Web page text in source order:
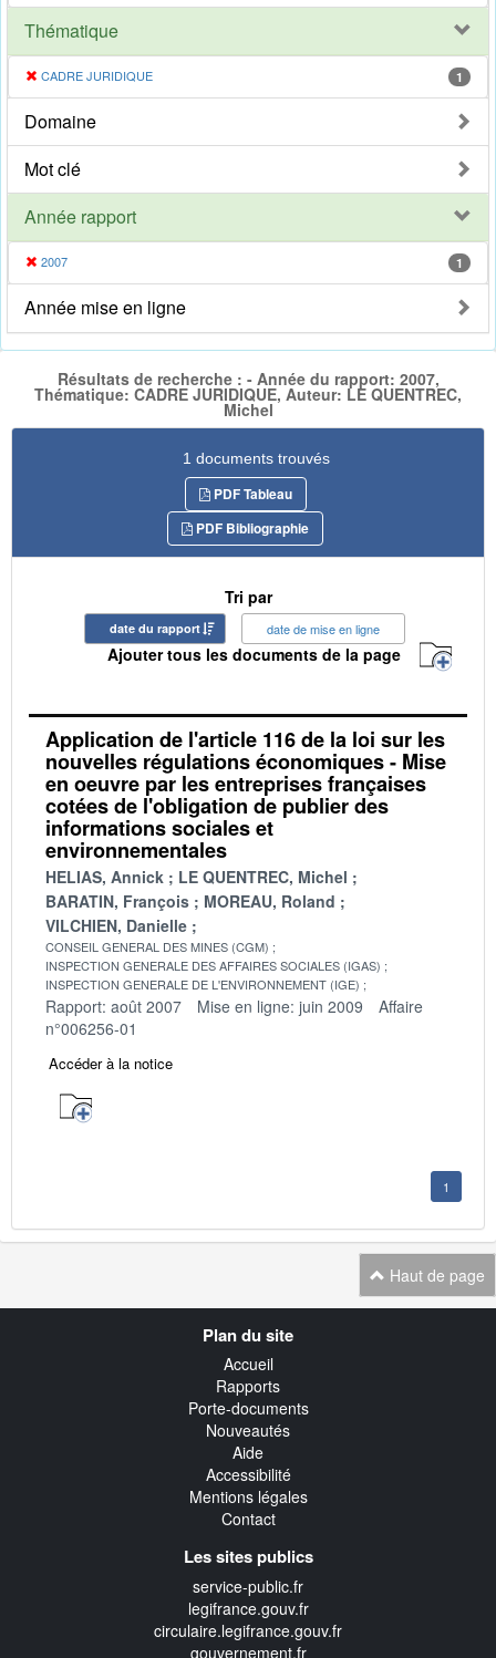
Thématique
CADRE JURIDIQUE 1
Domaine
Mot clé
Année rapport
2007 1
Année mise en ligne
Résultats de recherche : - Année du rapport: 2007,
Thématique: CADRE JURIDIQUE, Auteur: LE QUENTREC,
Michel
1 documents trouvés
PDF Tableau
PDF Bibliographie
Tri par
date du rapport date de mise en ligne
Ajouter tous les documents de la page
Application de l'article 116 de la loi sur les
nouvelles régulations économiques - Mise
en oeuvre par les entreprises françaises
cotées de l'obligation de publier des
informations sociales et
environnementales
HELIAS, Annick
LE QUENTREC, Michel
BARATIN, François
MOREAU, Roland
VILCHIEN, Danielle
CONSEIL GENERAL DES MINES (CGM)
INSPECTION GENERALE DES AFFAIRES SOCIALES (IGAS)
INSPECTION GENERALE DE L'ENVIRONNEMENT (IGE)
Rapport: août 2007 Mise en ligne: juin 2009
Affaire
n°006256-01
Accéder à la notice
1
Haut de page
Plan du site
Accueil
Rapports
Porte-documents
Nouveautés
Aide
Accessibilité
Mentions légales
Contact
Les sites publics
service-public.fr
legifrance.gouv.fr
circulaire.legifrance.gouv.fr
gouvernement.fr